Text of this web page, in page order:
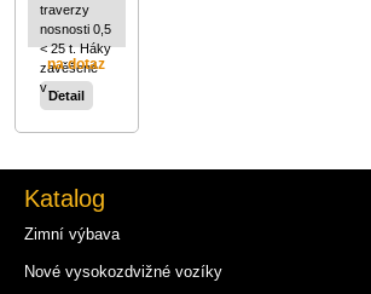
traverzy
nosnosti 0,5
< 25 t. Háky
zavěšené
v…
na dotaz
Detail
Katalog
Zimní výbava
Nové vysokozdvižné vozíky